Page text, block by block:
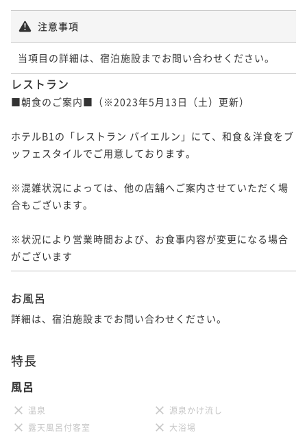
注意事項
当項目の詳細は、宿泊施設までお問い合わせください。
レストラン
■朝食のご案内■（※2023年5月13日（土）更新）
ホテルB1の「レストラン バイエルン」にて、和食＆洋食をブ
ッフェスタイルでご用意しております。
※混雑状況によっては、他の店舗へご案内させていただく場
合もございます。
※状況により営業時間および、お食事内容が変更になる場合
がございます
お風呂
詳細は、宿泊施設までお問い合わせください。
特長
風呂
温泉
源泉かけ流し
露天風呂付客室
大浴場